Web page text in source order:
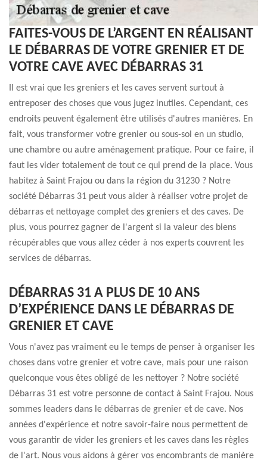
FAITES-VOUS DE L’ARGENT EN RÉALISANT
LE DÉBARRAS DE VOTRE GRENIER ET DE
VOTRE CAVE AVEC DÉBARRAS 31
Il est vrai que les greniers et les caves servent surtout à
entreposer des choses que vous jugez inutiles. Cependant, ces
endroits peuvent également être utilisés d'autres manières. En
fait, vous transformer votre grenier ou sous-sol en un studio,
une chambre ou autre aménagement pratique. Pour ce faire, il
faut les vider totalement de tout ce qui prend de la place. Vous
habitez à Saint Frajou ou dans la région du 31230 ? Notre
société Débarras 31 peut vous aider à réaliser votre projet de
débarras et nettoyage complet des greniers et des caves. De
plus, vous pourrez gagner de l'argent si la valeur des biens
récupérables que vous allez céder à nos experts couvrent les
services de débarras.
DÉBARRAS 31 A PLUS DE 10 ANS
D’EXPÉRIENCE DANS LE DÉBARRAS DE
GRENIER ET CAVE
Vous n'avez pas vraiment eu le temps de penser à organiser les
choses dans votre grenier et votre cave, mais pour une raison
quelconque vous êtes obligé de les nettoyer ? Notre société
Débarras 31 est votre personne de contact à Saint Frajou. Nous
sommes leaders dans le débarras de grenier et de cave. Nos
années d'expérience et notre savoir-faire nous permettent de
vous garantir de vider les greniers et les caves dans les règles
de l'art. Nous vous aidons à gérer vos encombrants de manière